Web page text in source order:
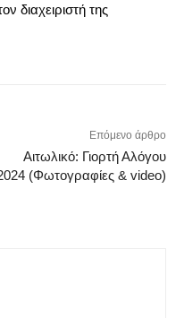
διαχειριστή της
Επόμενο άρθρο
Αιτωλικό: Γιορτή Αλόγου
(Φωτογραφίες & video)